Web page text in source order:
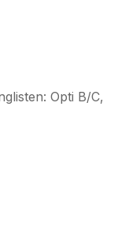
Opti B/C,